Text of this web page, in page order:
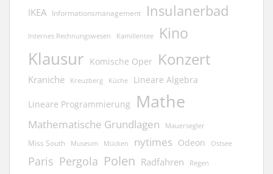
IKEA Informationsmanagement Insulanerbad
Internes Rechnungswesen Kamillentee Kino
Klausur Komische Oper Konzert
Kraniche Kreuzberg Küche Lineare Algebra
Lineare Programmierung Mathe
Mathematische Grundlagen Mauersegler
Miss South Museum Mücken nytimes Odeon Ostsee
Paris Pergola Polen Radfahren Regen